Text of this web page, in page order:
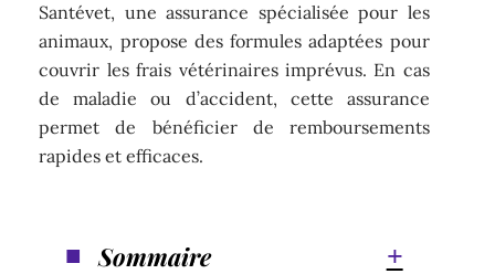
Santévet, une assurance spécialisée pour les
animaux, propose des formules adaptées pour
couvrir les frais vétérinaires imprévus. En cas
de maladie ou d’accident, cette assurance
permet de bénéficier de remboursements
rapides et efficaces.
Sommaire